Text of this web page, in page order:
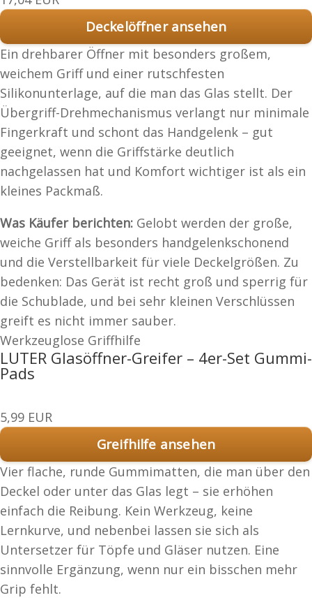
Deckelöffner ansehen
Ein drehbarer Öffner mit besonders großem,
weichem Griff und einer rutschfesten
Silikonunterlage, auf die man das Glas stellt. Der
Übergriff-Drehmechanismus verlangt nur minimale
Fingerkraft und schont das Handgelenk – gut
geeignet, wenn die Griffstärke deutlich
nachgelassen hat und Komfort wichtiger ist als ein
kleines Packmaß.
Was Käufer berichten: Gelobt werden der große,
weiche Griff als besonders handgelenkschonend
und die Verstellbarkeit für viele Deckelgrößen. Zu
bedenken: Das Gerät ist recht groß und sperrig für
die Schublade, und bei sehr kleinen Verschlüssen
greift es nicht immer sauber.
Werkzeuglose Griffhilfe
LUTER Glasöffner-Greifer – 4er-Set Gummi-
Pads
5,99 EUR
Greifhilfe ansehen
Vier flache, runde Gummimatten, die man über den
Deckel oder unter das Glas legt – sie erhöhen
einfach die Reibung. Kein Werkzeug, keine
Lernkurve, und nebenbei lassen sie sich als
Untersetzer für Töpfe und Gläser nutzen. Eine
sinnvolle Ergänzung, wenn nur ein bisschen mehr
Grip fehlt.